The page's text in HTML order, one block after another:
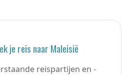
je reis naar Maleisië
reispartijen en -